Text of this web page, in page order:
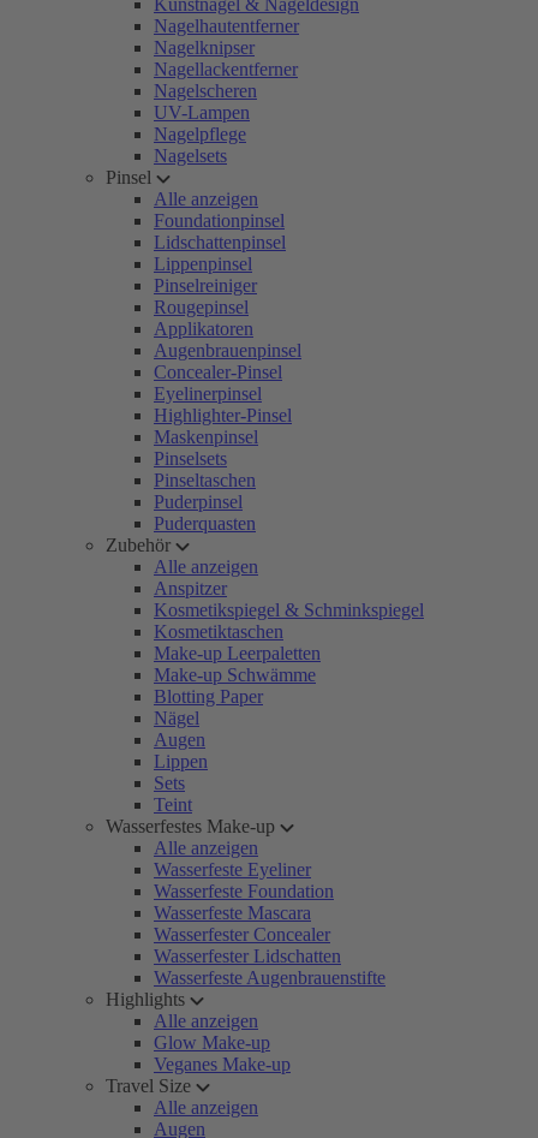
Kunstnägel & Nageldesign
Nagelhautentferner
Nagelknipser
Nagellackentferner
Nagelscheren
UV-Lampen
Nagelpflege
Nagelsets
Pinsel
Alle anzeigen
Foundationpinsel
Lidschattenpinsel
Lippenpinsel
Pinselreiniger
Rougepinsel
Applikatoren
Augenbrauenpinsel
Concealer-Pinsel
Eyelinerpinsel
Highlighter-Pinsel
Maskenpinsel
Pinselsets
Pinseltaschen
Puderpinsel
Puderquasten
Zubehör
Alle anzeigen
Anspitzer
Kosmetikspiegel & Schminkspiegel
Kosmetiktaschen
Make-up Leerpaletten
Make-up Schwämme
Blotting Paper
Nägel
Augen
Lippen
Sets
Teint
Wasserfestes Make-up
Alle anzeigen
Wasserfeste Eyeliner
Wasserfeste Foundation
Wasserfeste Mascara
Wasserfester Concealer
Wasserfester Lidschatten
Wasserfeste Augenbrauenstifte
Highlights
Alle anzeigen
Glow Make-up
Veganes Make-up
Travel Size
Alle anzeigen
Augen